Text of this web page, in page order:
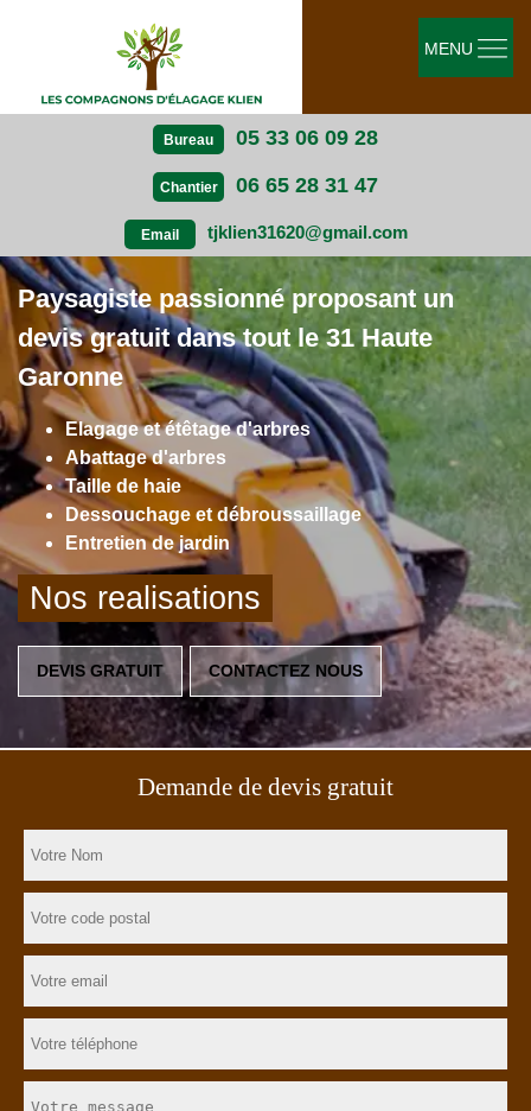
Bureau 05 33 06 09 28
Chantier 06 65 28 31 47
Email tjklien31620@gmail.com
MENU
Paysagiste passionné proposant un
devis gratuit dans tout le 31 Haute
Garonne
Elagage et étêtage d'arbres
Abattage d'arbres
Taille de haie
Dessouchage et débroussaillage
Entretien de jardin
Nos realisations
DEVIS GRATUIT CONTACTEZ NOUS
Demande de devis gratuit